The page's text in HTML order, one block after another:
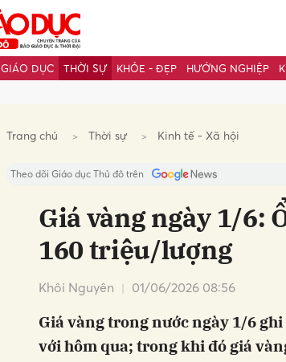
GIÁO DỤC THỜI SỰ KHỎE - ĐẸP HƯỚNG NGHIỆP
Trang chủ Thời sự Kinh tế - Xã hội
Theo dõi Giáo dục Thủ đô trên
Giá vàng ngày 1/6:
160 triệu/lượng
Khôi Nguyên 01/06/2026 08:56
Giá vàng trong nước ngày 1/6
với hôm qua; trong khi đó giá
Gửi bình